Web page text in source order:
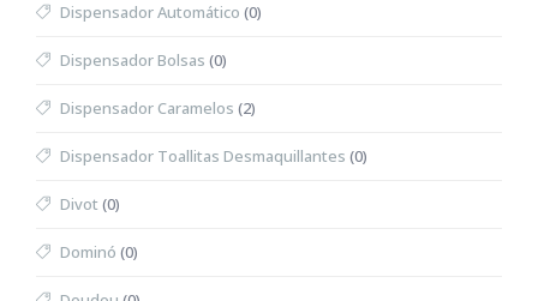
Dispensador Automático (0)
Dispensador Bolsas (0)
Dispensador Caramelos (2)
Dispensador Toallitas Desmaquillantes (0)
Divot (0)
Dominó (0)